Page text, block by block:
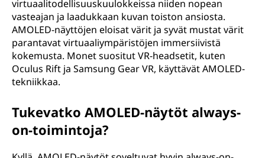
virtuaalitodellisuuskuulokkeissa niiden nopean
vasteajan ja laadukkaan kuvan toiston ansiosta.
AMOLED-näyttöjen eloisat värit ja syvät mustat värit
parantavat virtuaaliympäristöjen immersiivistä
kokemusta. Monet suositut VR-headsetit, kuten
Oculus Rift ja Samsung Gear VR, käyttävät AMOLED-
tekniikkaa.
Tukevatko AMOLED-näytöt always-
on-toimintoja?